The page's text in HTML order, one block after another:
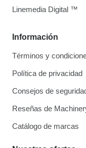
Información
Términos y
Política de privacidad
Consejos de
Reseñas de
Catálogo de marcas
Linemedia Digital ™